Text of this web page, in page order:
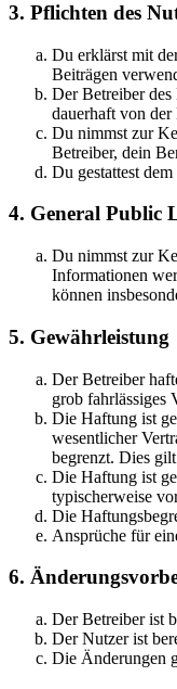
3. Pflichten des
Du erklärst mit
Beiträgen
Der Betreiber
dauerhaft von der
Du nimmst zur
Betreiber, dein
Du gestattest
4. General Public
Du nimmst zur
Informationen
können
5. Gewährleistung
Der Betreiber
grob fahrlässiges
Die Haftung ist
wesentlicher
begrenzt. Dies
Die Haftung ist
typischerweise
Die
Ansprüche für
6.
Der Betreiber ist
Der Nutzer ist
Die Änderungen